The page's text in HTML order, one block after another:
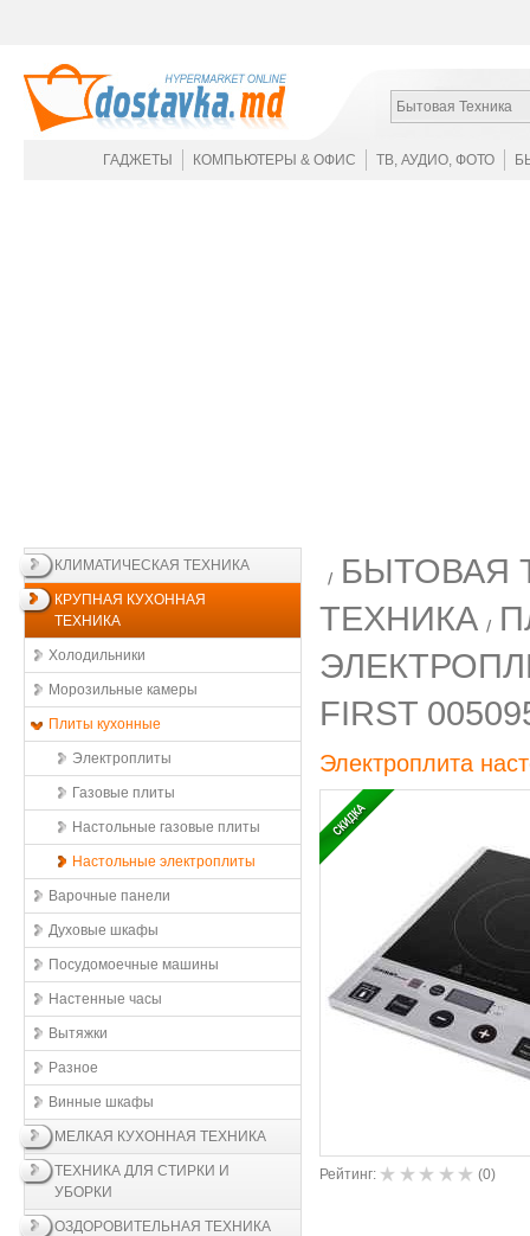
Бытовая Техника
ГАДЖЕТЫ КОМПЬЮТЕРЫ & ОФИС ТВ, АУДИО, ФОТО
КЛИМАТИЧЕСКАЯ ТЕХНИКА
КРУПНАЯ КУХОННАЯ
ТЕХНИКА
Холодильники
Морозильные камеры
Плиты кухонные
Электроплиты
Газовые плиты
Настольные газовые плиты
Настольные электроплиты
Варочные панели
Духовые шкафы
Посудомоечные машины
Настенные часы
Вытяжки
Разное
Винные шкафы
МЕЛКАЯ КУХОННАЯ ТЕХНИКА
ТЕХНИКА ДЛЯ СТИРКИ И
УБОРКИ
ОЗДОРОВИТЕЛЬНАЯ ТЕХНИКА
БЫТОВАЯ
ТЕХНИКА
FIRST
Электроплита
Рейтинг: (0)